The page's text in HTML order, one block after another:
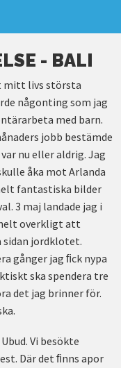
- BALI
mitt livs största
någonting som jag
med barn.
jobb bestämde
nu eller aldrig. Jag
åka mot Arlanda
fantastiska bilder
3 maj landade jag i
overkligt att
sidan jordklotet.
gånger jag ﬁck nypa
ska spendera tre
det jag brinner för.
Vi besökte
Där det ﬁnns apor